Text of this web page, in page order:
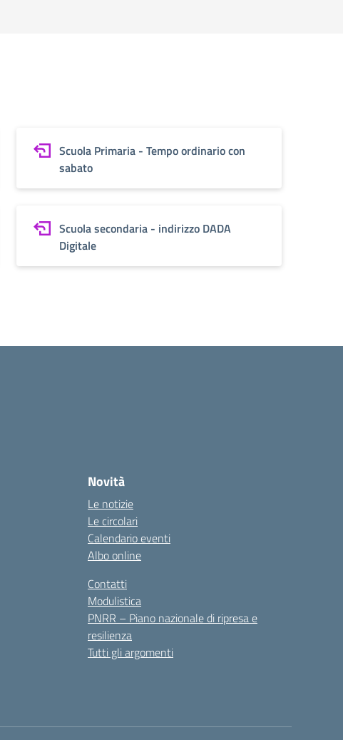
Scuola Primaria - Tempo ordinario con
sabato
Scuola secondaria - indirizzo DADA
Digitale
Novità
Le notizie
Le circolari
Calendario eventi
Albo online
Contatti
Modulistica
PNRR – Piano nazionale di ripresa e
resilienza
Tutti gli argomenti